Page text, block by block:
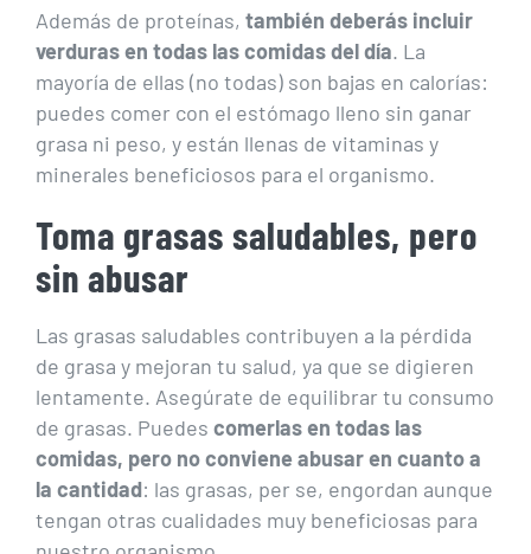
Además de proteínas, también deberás incluir
verduras en todas las comidas del día. La
mayoría de ellas (no todas) son bajas en calorías:
puedes comer con el estómago lleno sin ganar
grasa ni peso, y están llenas de vitaminas y
minerales beneficiosos para el organismo.
Toma grasas saludables, pero
sin abusar
Las grasas saludables contribuyen a la pérdida
de grasa y mejoran tu salud, ya que se digieren
lentamente. Asegúrate de equilibrar tu consumo
de grasas. Puedes comerlas en todas las
comidas, pero no conviene abusar en cuanto a
la cantidad: las grasas, per se, engordan aunque
tengan otras cualidades muy beneficiosas para